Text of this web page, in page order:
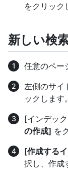
をクリック
新しい検
任意のペー
左側のサイ
ックします。
[インデッ
の作成] を
[作成する
択し、作成